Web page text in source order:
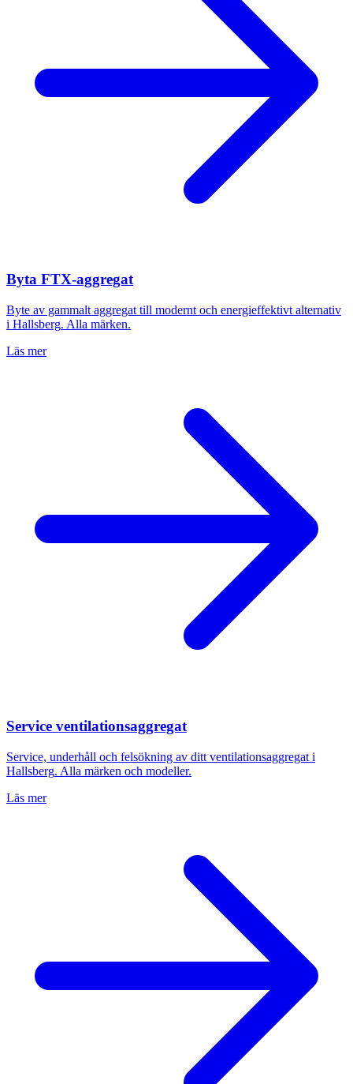
Byta FTX-aggregat
Byte av gammalt aggregat till modernt och energieffektivt alternativ
i Hallsberg. Alla märken.
Läs mer
Service ventilationsaggregat
Service, underhåll och felsökning av ditt ventilationsaggregat i
Hallsberg. Alla märken och modeller.
Läs mer